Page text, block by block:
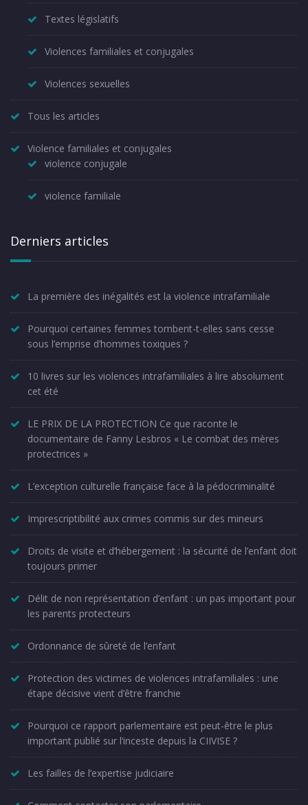
Textes législatifs
Violences familiales et conjugales
Violences sexuelles
Tous les articles
Violence familiales et conjugales
violence conjugale
violence familiale
Derniers articles
La première des inégalités est la violence intrafamiliale
Pourquoi certaines femmes tombent-t-elles sans cesse
sous l’emprise d’hommes toxiques ?
10 livres sur les violences intrafamiliales à lire absolument
cet été
LE PRIX DE LA PROTECTION Ce que raconte le
documentaire de Fanny Lesbros « Le combat des mères
protectrices »
L’exception culturelle française face à la pédocriminalité
Imprescriptibilité aux crimes commis sur des mineurs
Droits de visite et d’hébergement : la sécurité de l’enfant doit
toujours primer
Délit de non représentation d’enfant : un pas important pour
les parents protecteurs
Ordonnance de sûreté de l’enfant
Protection des victimes de violences intrafamiliales : une
étape décisive vient d’être franchie
Pourquoi ce rapport parlementaire est peut-être le plus
important publié sur l’inceste depuis la CIIVISE ?
Les failles de l’expertise judiciaire